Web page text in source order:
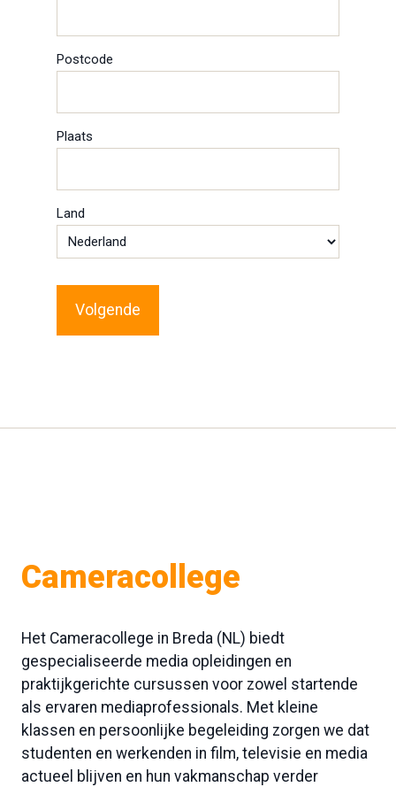
Postcode
Plaats
Land
Cameracollege
Het Cameracollege in Breda (NL) biedt
gespecialiseerde media opleidingen en
praktijkgerichte cursussen voor zowel startende
als ervaren mediaprofessionals. Met kleine
klassen en persoonlijke begeleiding zorgen we dat
studenten en werkenden in film, televisie en media
actueel blijven en hun vakmanschap verder